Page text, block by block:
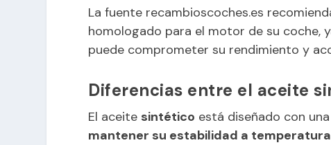
La fuente recambioscoches.es
homologado para el motor de su coche,
puede comprometer su rendimiento y
Diferencias entre el aceite
El aceite sintético está diseñado con
mantener su estabilidad a